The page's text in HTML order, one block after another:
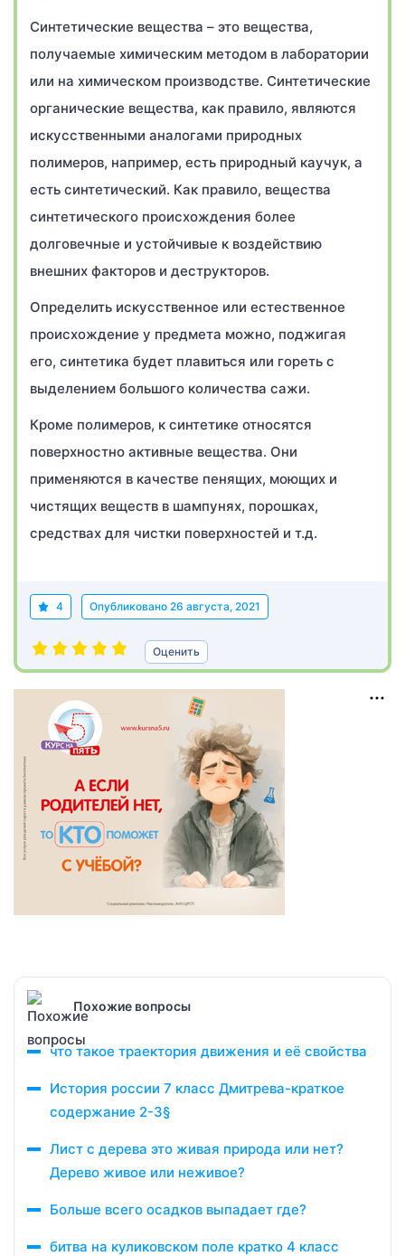
Синтетические вещества – это вещества,
получаемые химическим методом в лаборатории
или на химическом производстве. Синтетические
органические вещества, как правило, являются
искусственными аналогами природных
полимеров, например, есть природный каучук, а
есть синтетический. Как правило, вещества
синтетического происхождения более
долговечные и устойчивые к воздействию
внешних факторов и деструкторов.
Определить искусственное или естественное
происхождение у предмета можно, поджигая
его, синтетика будет плавиться или гореть с
выделением большого количества сажи.
Кроме полимеров, к синтетике относятся
поверхностно активные вещества. Они
применяются в качестве пенящих, моющих и
чистящих веществ в шампунях, порошках,
средствах для чистки поверхностей и т.д.
4 Опубликовано 26 августа, 2021
Оценить
Похожие вопросы
что такое траектория движения и её свойства
История россии 7 класс Дмитрева-краткое
содержание 2-3§
Лист с дерева это живая природа или нет?
Дерево живое или неживое?
Больше всего осадков выпадает где?
битва на куликовском поле кратко 4 класс